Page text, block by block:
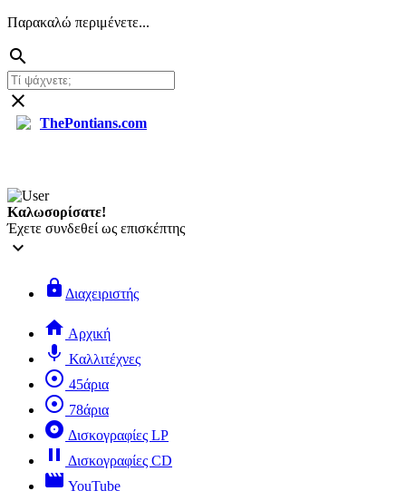
Παρακαλώ περιμένετε...
search
close
ThePontians.com
Καλωσορίσατε!
Έχετε συνδεθεί ως επισκέπτης
keyboard_arrow_down
lock Διαχειριστής
home Αρχική
mic Καλλιτέχνες
adjust 45άρια
adjust 78άρια
album Δισκογραφίες LP
pause Δισκογραφίες CD
movie YouTube